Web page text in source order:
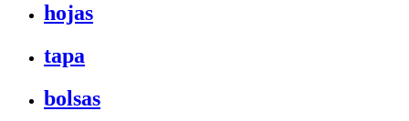
hojas
tapa
bolsas